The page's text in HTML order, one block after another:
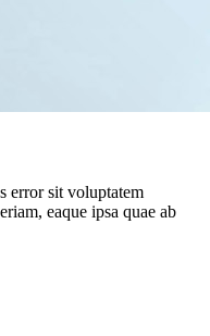
error sit voluptatem
eaque ipsa quae ab